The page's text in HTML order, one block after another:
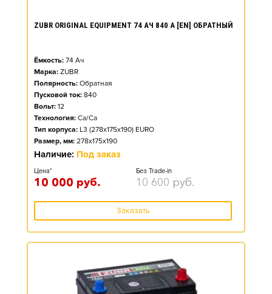
ZUBR ORIGINAL EQUIPMENT 74 АЧ 840 А [EN] ОБРАТНЫЙ
Ёмкость: 74 Ач
Марка: ZUBR
Полярность: Обратная
Пусковой ток: 840
Вольт: 12
Технология: Ca/Ca
Тип корпуса: L3 (278x175x190) EURO
Размер, мм: 278x175x190
Наличие: Под заказ
Цена*
10 000 руб.
Без Trade-in
10 600 руб.
Заказать